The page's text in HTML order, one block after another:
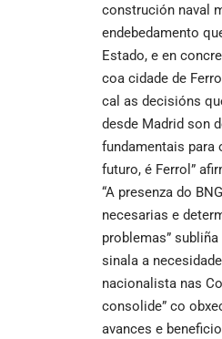
construción naval
endebedamento
Estado, e en
coa cidade de
cal as decisións
desde Madrid son
fundamentais para
futuro, é Ferrol”
“A presenza do
necesarias e
problemas”
sinala a
nacionalista nas
consolide” co
avances e